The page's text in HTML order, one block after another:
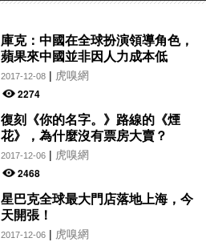
庫克：中國在全球扮演領導角色，
蘋果來中國並非因人力成本低
2017-12-08| 虎嗅網
2274
復刻《你的名字。》路線的《煙
花》，為什麼沒有票房大賣？
2017-12-06| 虎嗅網
2468
星巴克全球最大門店落地上海，今
天開張！
2017-12-06| 虎嗅網